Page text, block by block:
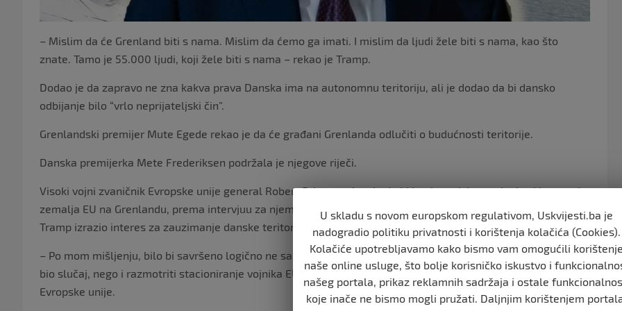
– Mislim da će Grenland biti s nama. Mislim da ćemo ga imati. I mislim da ljudi žele biti s nama, kao što
znate. Tamo je 55.000 ljudi, koji žele biti s nama – rekao je Tramp.
Dodao je da zapravo ne zna kakva prava Danska ima na autonomnu teritoriju, ali je dodao da bi dansko
odbijanje bilo “vrlo neprijateljski čin”.
Grenlandski premijer Mute Egede rekao je da će građani Grenlanda odlučiti o budućnosti teritorije.
Danska premijerka Mete Frederiksen podržala je njegove riječi.
Visoki vojni zvaničnik Evropske unije general Robert Brieger rekao je da bi imalo smisla stacionirati i snage iz
zemalja EU na Grenlandu, prema intervjuu za njemački “Welt am Sonntag”, budući da je američki predsjednik
Tramp izrazio interes za zauzimanje danske teritorije.
– Po mom mišljenju, bilo bi savršeno logično ne samo imati američke snage na Grenlandu, kao što je do sada
bio slučaj, nego i razmotriti stacioniranje vojnika EU tamo u budućnosti – rekao je predsjednik Vojnog odbora
Evropske unije.
U skladu s novom europskom regulativom, Uskvijesti.ba je
nadogradio politiku privatnosti i korištenja kolačića (Cookies).
Kolačiće upotrebljavamo kako bismo vam omogućili korištenje
naše online usluge, što bolje korisničko iskustvo i
našeg portala, prikaz reklamnih sadržaja i ostale
koje inače ne bismo mogli pružati. Daljnjim korištenjem